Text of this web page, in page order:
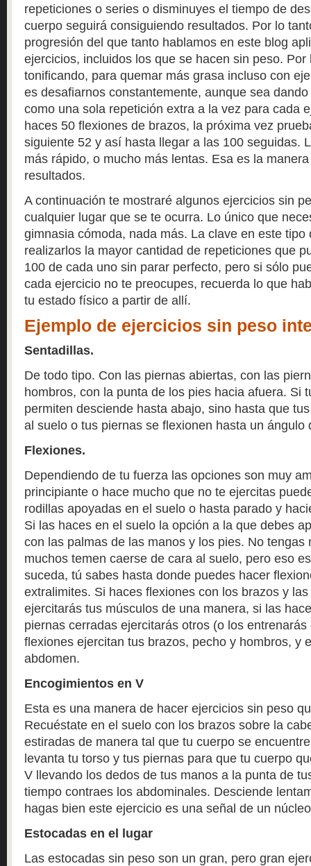
repeticiones o series o disminuyes el tiempo de
cuerpo seguirá consiguiendo resultados. Por lo
progresión del que tanto hablamos en este blog
ejercicios, incluidos los que se hacen sin peso.
tonificando, para quemar más grasa incluso con
es desafiarnos constantemente, aunque sea
como una sola repetición extra a la vez para cada
haces 50 flexiones de brazos, la próxima vez
siguiente 52 y así hasta llegar a las 100 seguidas.
más rápido, o mucho más lentas. Esa es la
resultados.
A continuación te mostraré algunos ejercicios sin
cualquier lugar que se te ocurra. Lo único que
gimnasia cómoda, nada más. La clave en este tipo
realizarlos la mayor cantidad de repeticiones que
100 de cada uno sin parar perfecto, pero si sólo
cada ejercicio no te preocupes, recuerda lo que
tu estado físico a partir de allí.
Ejemplo de ejercicios sin peso
Sentadillas.
De todo tipo. Con las piernas abiertas, con las
hombros, con la punta de los pies hacia afuera. Si
permiten desciende hasta abajo, sino hasta que
al suelo o tus piernas se flexionen hasta un ángulo
Flexiones.
Dependiendo de tu fuerza las opciones son muy
principiante o hace mucho que no te ejercitas
rodillas apoyadas en el suelo o hasta parado y
Si las haces en el suelo la opción a la que debes
con las palmas de las manos y los pies. No tengas
muchos temen caerse de cara al suelo, pero eso
suceda, tú sabes hasta donde puedes hacer
extralimites. Si haces flexiones con los brazos y
ejercitarás tus músculos de una manera, si las
piernas cerradas ejercitarás otros (o los
flexiones ejercitan tus brazos, pecho y hombros, y
abdomen.
Encogimientos en V
Esta es una manera de hacer ejercicios sin peso
Recuéstate en el suelo con los brazos sobre la
estiradas de manera tal que tu cuerpo se
levanta tu torso y tus piernas para que tu cuerpo
V llevando los dedos de tus manos a la punta de
tiempo contraes los abdominales. Desciende
hagas bien este ejercicio es una señal de un
Estocadas en el lugar
Las estocadas sin peso son un gran, pero gran